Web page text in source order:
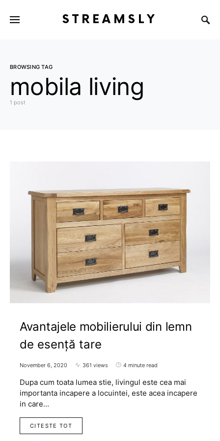
STREAMSLY
BROWSING TAG
mobila living
1 post
Avantajele mobilierului din lemn
de esență tare
November 6, 2020 361 views 4 minute read
Dupa cum toata lumea stie, livingul este cea mai
importanta incapere a locuintei, este acea incapere
in care…
CITESTE TOT